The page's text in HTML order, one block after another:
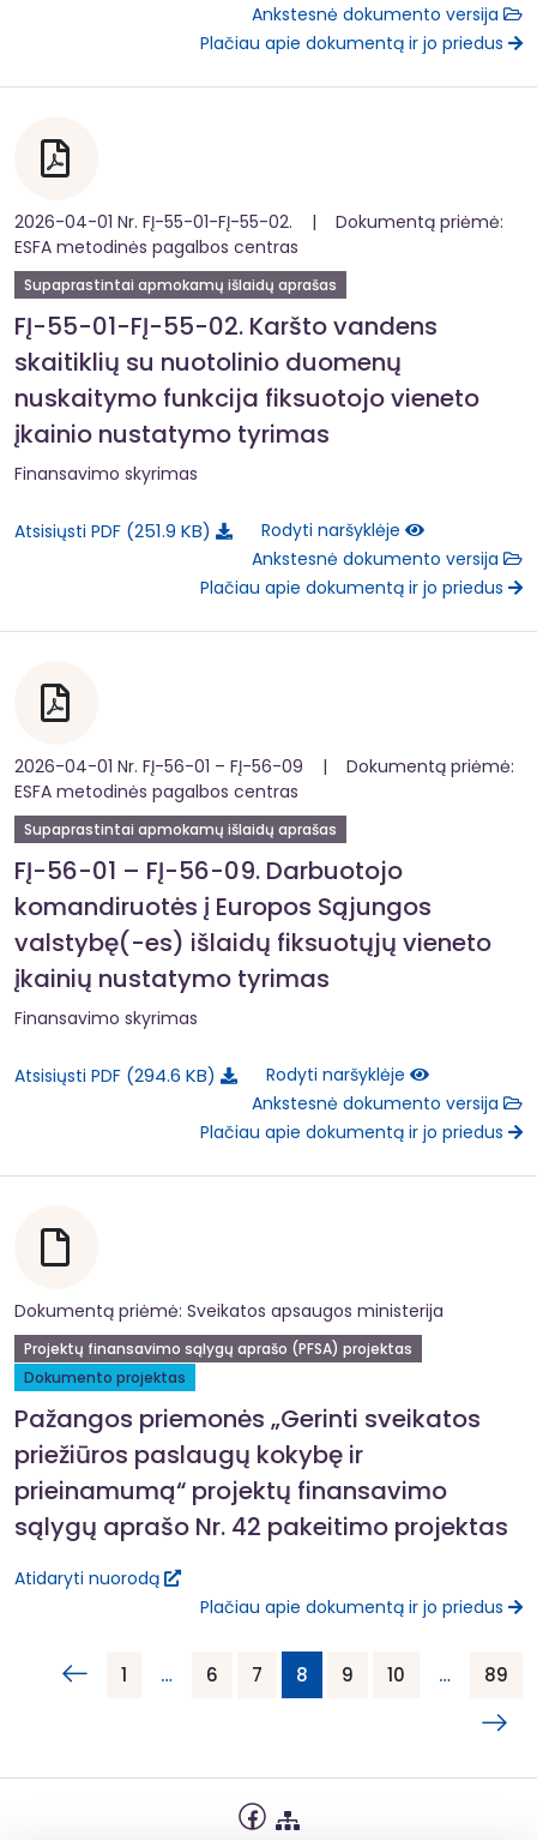
Ankstesnė dokumento versija
Plačiau apie dokumentą ir jo priedus
2026-04-01 Nr. FĮ-55-01-FĮ-55-02. | Dokumentą priėmė:
ESFA metodinės pagalbos centras
Supaprastintai apmokamų išlaidų aprašas
FĮ-55-01-FĮ-55-02. Karšto vandens
skaitiklių su nuotolinio duomenų
nuskaitymo funkcija fiksuotojo vieneto
įkainio nustatymo tyrimas
Finansavimo skyrimas
Atsisiųsti PDF 251.9 KB
Rodyti naršyklėje
Ankstesnė dokumento versija
Plačiau apie dokumentą ir jo priedus
2026-04-01 Nr. FĮ-56-01 – FĮ-56-09 | Dokumentą priėmė:
ESFA metodinės pagalbos centras
Supaprastintai apmokamų išlaidų aprašas
FĮ-56-01 – FĮ-56-09. Darbuotojo
komandiruotės į Europos Sąjungos
valstybę(-es) išlaidų fiksuotųjų vieneto
įkainių nustatymo tyrimas
Finansavimo skyrimas
Atsisiųsti PDF 294.6 KB
Rodyti naršyklėje
Ankstesnė dokumento versija
Plačiau apie dokumentą ir jo priedus
Dokumentą priėmė: Sveikatos apsaugos ministerija
Projektų finansavimo sąlygų aprašo (PFSA) projektas
Dokumento projektas
Pažangos priemonės „Gerinti sveikatos
priežiūros paslaugų kokybę ir
prieinamumą“ projektų finansavimo
sąlygų aprašo Nr. 42 pakeitimo projektas
Atidaryti nuorodą
Plačiau apie dokumentą ir jo priedus
1 … 6 7 8 9 10 … 89